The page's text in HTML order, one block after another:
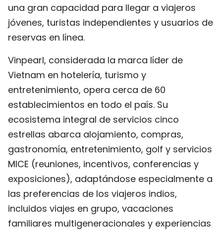
una gran capacidad para llegar a viajeros
jóvenes, turistas independientes y usuarios de
reservas en línea.
Vinpearl, considerada la marca líder de
Vietnam en hotelería, turismo y
entretenimiento, opera cerca de 60
establecimientos en todo el país. Su
ecosistema integral de servicios cinco
estrellas abarca alojamiento, compras,
gastronomía, entretenimiento, golf y servicios
MICE (reuniones, incentivos, conferencias y
exposiciones), adaptándose especialmente a
las preferencias de los viajeros indios,
incluidos viajes en grupo, vacaciones
familiares multigeneracionales y experiencias